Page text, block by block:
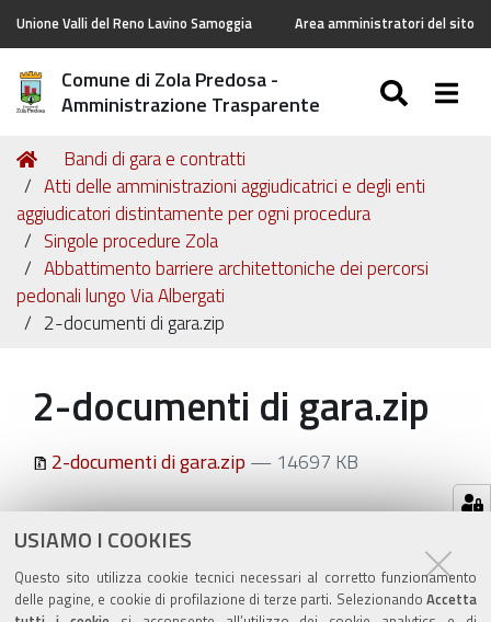
USIAMO I COOKIES
Questo sito utilizza cookie tecnici necessari al corretto funzionamento
delle pagine, e cookie di profilazione di terze parti. Selezionando Accetta
Unione Valli del Reno Lavino Samoggia Area amministratori del sito
Comune di Zola Predosa -
Amministrazione Trasparente
Tu
sei
qui:
Home
Bandi di gara e contratti
Atti delle amministrazioni aggiudicatrici e degli enti
aggiudicatori distintamente per ogni procedura
Singole procedure Zola
Abbattimento barriere architettoniche dei percorsi
pedonali lungo Via Albergati
2-documenti di gara.zip
2-documenti di gara.zip
2-documenti di gara.zip— 14697 KB
sul
documento
ultima modifica 20/12/2018